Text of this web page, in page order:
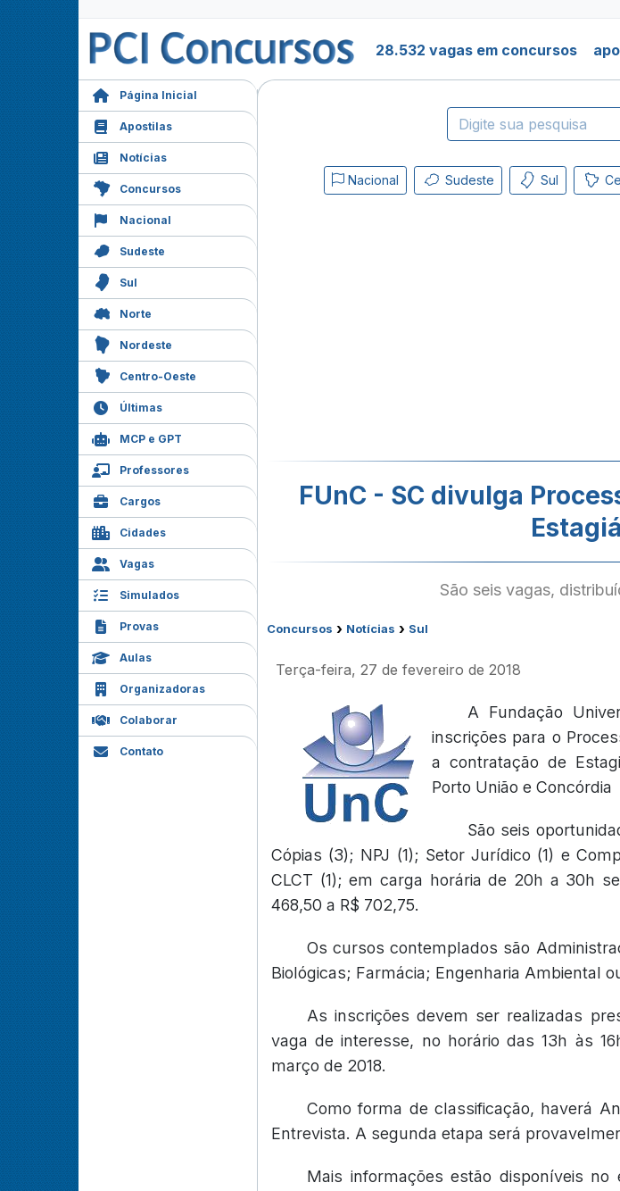
28.532 vagas em concursos
Página Inicial
Apostilas
Notícias
Concursos
Nacional
Sudeste
Sul
Norte
Nordeste
Centro-Oeste
Últimas
MCP e GPT
Professores
Cargos
Cidades
Vagas
Simulados
Provas
Aulas
Organizadoras
Colaborar
Contato
Nacional Sudeste Sul
FUnC - SC divulga
São seis vagas,
Concursos › Notícias › Sul
Terça-feira, 27 de fevereiro de 2018
A Fundação
inscrições para o
a contratação de
Porto União e Concórdia
São seis
Cópias (3); NPJ (1); Setor Jurídico (1) e
CLCT (1); em carga horária de 20h a 30h
468,50 a R$ 702,75.
Os cursos contemplados são
Biológicas; Farmácia; Engenharia Ambiental
As inscrições devem ser realizadas
vaga de interesse, no horário das 13h às
março de 2018.
Como forma de classificação, haverá
Entrevista. A segunda etapa será
Mais informações estão disponíveis